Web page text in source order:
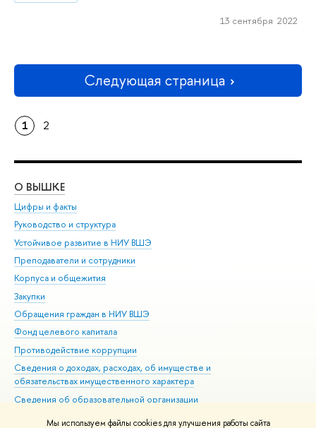
Мы используем файлы cookies для улучшения работы сайта
13 сентября 2022
Следующая страница
1 2
О ВЫШКЕ
Цифры и факты
Руководство и структура
Устойчивое развитие в НИУ ВШЭ
Преподаватели и сотрудники
Корпуса и общежития
Закупки
Обращения граждан в НИУ ВШЭ
Фонд целевого капитала
Противодействие коррупции
Сведения о доходах, расходах, об имуществе и
обязательствах имущественного характера
Сведения об образовательной организации
Людям с ограниченными возможностями здоровья